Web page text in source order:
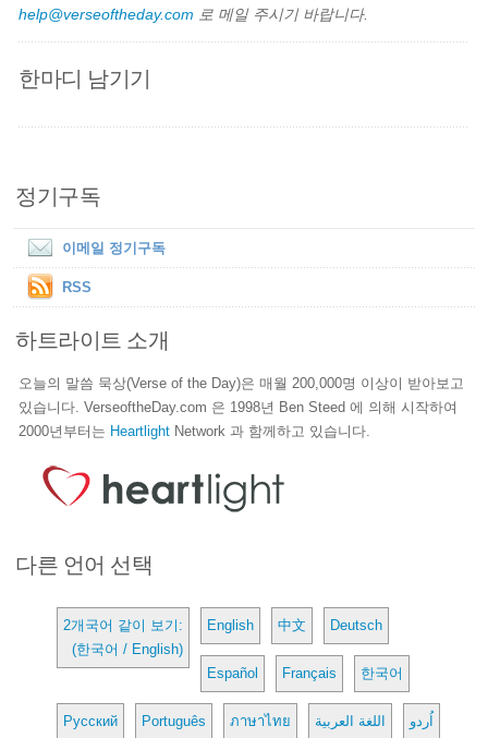
help@verseoftheday.com 로 메일 주시기 바랍니다.
한마디 남기기
정기구독
이메일 정기구독
RSS
하트라이트 소개
오늘의 말씀 묵상(Verse of the Day)은 매월 200,000명 이상이 받아보고
있습니다. VerseoftheDay.com 은 1998년 Ben Steed 에 의해 시작하여
2000년부터는 Heartlight Network 과 함께하고 있습니다.
다른 언어 선택
2개국어 같이 보기:
(한국어 / English)
English 中文 Deutsch
Español Français 한국어
Русский Português ภาษาไทย اللغة العربية اُردو